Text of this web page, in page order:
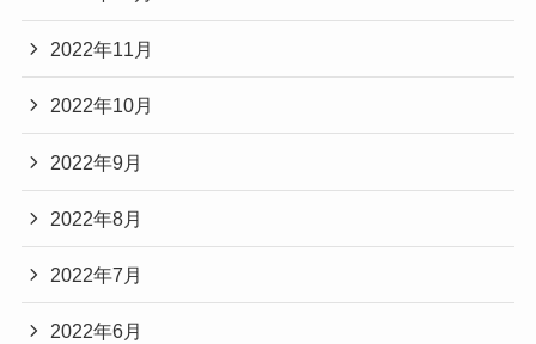
2022年11月
2022年10月
2022年9月
2022年8月
2022年7月
2022年6月